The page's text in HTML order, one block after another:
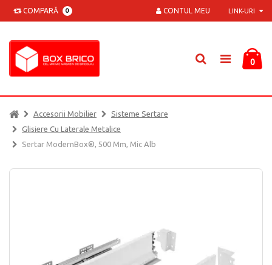
COMPARĂ 0 LINK-URI
CONTUL MEU
0
Accesorii Mobilier
Sisteme Sertare
Glisiere Cu Laterale Metalice
Sertar ModernBox®, 500 Mm, Mic Alb